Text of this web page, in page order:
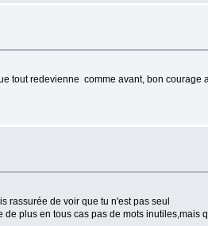
tout redevienne comme avant, bon courage
rassurée de voir que tu n'est pas seul
plus en tous cas pas de mots inutiles,mais